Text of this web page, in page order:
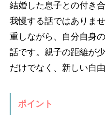
結婚した息子との付き
我慢する話ではありま
重しながら、自分自身
話です。親子の距離が
だけでなく、新しい自
ポイント